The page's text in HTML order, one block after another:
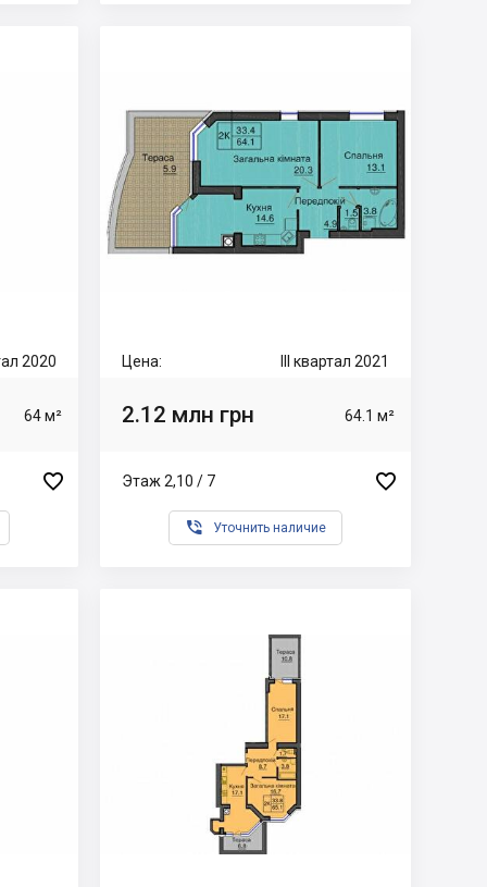
2020
64 м²

Цена: III квартал 2021
2.12 млн грн 64.1 м²
Этаж 2,10 / 7 
 Уточнить наличие